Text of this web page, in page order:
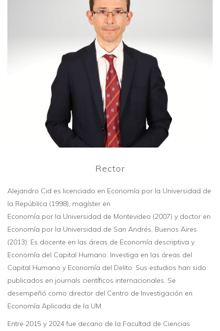
Rector
Alejandro Cid es licenciado en Economía por la Universidad de
la República (1998), magíster en
Economía por la Universidad de Montevideo (2007) y doctor en
Economía por la Universidad de San Andrés, Buenos Aires
(2013). Es docente en las áreas de Economía descriptiva y
Economía del Capital Humano. Investiga en las áreas del
Capital Humano y Economía del Delito. Sus estudios han sido
publicados en journals científicos internacionales. Se
desempeñó como director del Centro de Investigación en
Economía Aplicada de la UM.
Entre 2015 y 2024 fue decano de la Facultad de Ciencias